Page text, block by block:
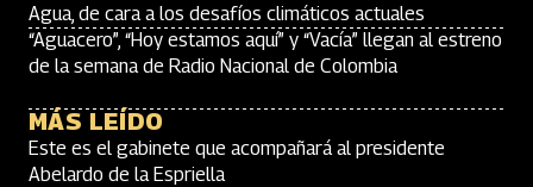
Agua, de cara a los desafíos climáticos actuales
“Aguacero”, “Hoy estamos aquí” y “Vacía” llegan al estreno
de la semana de Radio Nacional de Colombia
MÁS LEÍDO
Este es el gabinete que acompañará al presidente
Abelardo de la Espriella